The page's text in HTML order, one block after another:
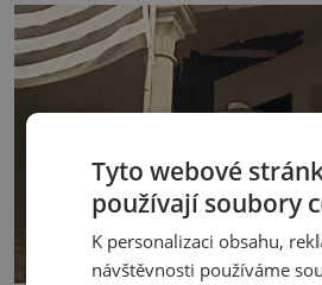
Tyto webové
používají soubory
K personalizaci obsahu,
návštěvnosti používáme